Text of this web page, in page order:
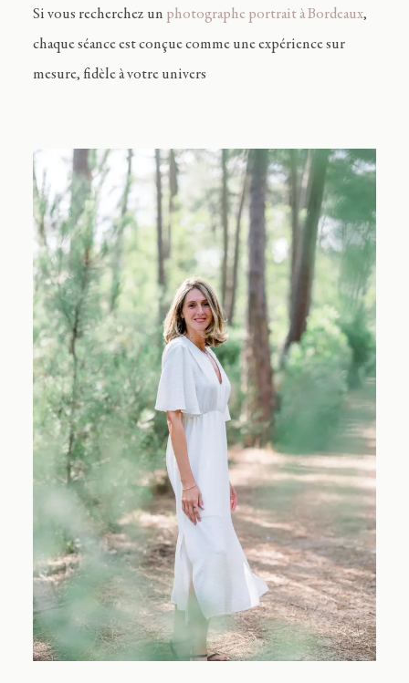
Si vous recherchez un photographe portrait à Bordeaux,
chaque séance est conçue comme une expérience sur
mesure, fidèle à votre univers